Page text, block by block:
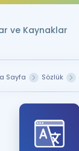
ve Kaynaklar
Sayfa Sözlük